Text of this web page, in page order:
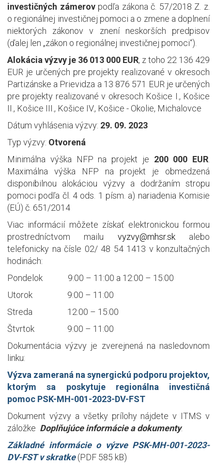
investičných zámerovpodľa zákona č. 57/2018 Z. z.
o regionálnej investičnej pomoci a o zmene a doplnení
niektorých zákonov v znení neskorších predpisov
(ďalej len „zákon o regionálnej investičnej pomoci“).
Alokácia výzvy je 36 013 000 EUR, z toho 22 136 429
EUR je určených pre projekty realizované v okresoch
Partizánske a Prievidza a 13 876 571 EUR je určených
pre projekty realizované v okresoch Košice I., Košice
II., Košice III., Košice IV., Košice - Okolie, Michalovce
Dátum vyhlásenia výzvy: 29. 09. 2023
Typ výzvy: Otvorená
Minimálna výška NFP na projekt je 200 000 EUR
Maximálna výška NFP na projekt je obmedzená
disponibilnou alokáciou výzvy a dodržaním stropu
pomoci podľa čl. 4 ods. 1 písm. a) nariadenia Komisie
(EÚ) č. 651/2014
Viac informácií môžete získať elektronickou formou
prostredníctvom mailu vyzvy@mhsr.skalebo
telefonicky na čísle 02/ 48 54 1413 v konzultačných
hodinách:
Pondelok 9:00 – 11:00 a 12:00 – 15:00
Utorok 9:00 – 11:00
Streda 12:00 – 15:00
Štvrtok 9:00 – 11:00
Dokumentácia výzvy je zverejnená na nasledovnom
linku:
Výzva zameraná na synergickú podporu projektov,
ktorým sa poskytuje regionálna investičná
pomoc PSK-MH-001-2023-DV-FST
Dokument výzvy a všetky prílohy nájdete v ITMS v
záložke Doplňujúce informácie a dokumenty.
Základné informácie o výzve PSK-MH-001-2023-
DV-FSTv skratke(PDF 585 kB)